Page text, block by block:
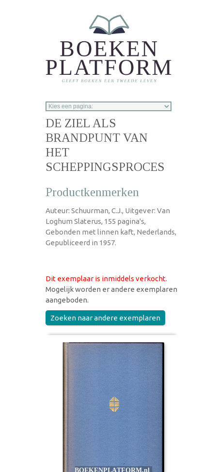
DE ZIEL ALS
BRANDPUNT VAN
HET
SCHEPPINGSPROCES
Productkenmerken
Auteur: Schuurman, C.J., Uitgever: Van
Loghum Slaterus, 155 pagina's,
Gebonden met linnen kaft, Nederlands,
Gepubliceerd in 1957.
Dit exemplaar is inmiddels verkocht.
Mogelijk worden er andere exemplaren
aangeboden.
Zoeken naar andere exemplaren